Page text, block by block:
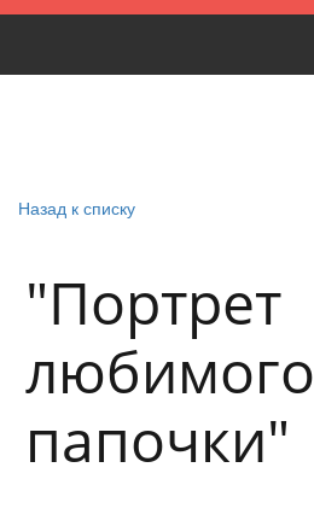
Назад к списку
"Портрет
любимого
папочки"